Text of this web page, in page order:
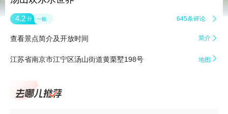
4.2 分 一般 645条评论 
查看景点简介及开放时间 简介 
江苏省南京市江宁区汤山街道黄栗墅198号 地图 